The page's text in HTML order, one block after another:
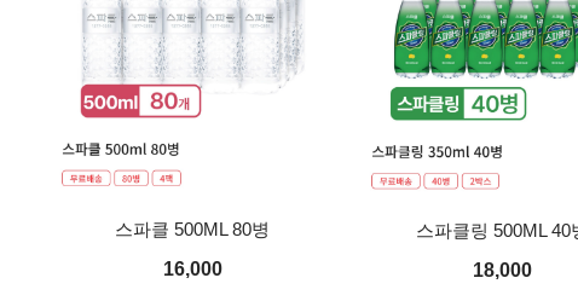
스파클 500ML 80병
16,000
스파클링 500ML 40
18,000